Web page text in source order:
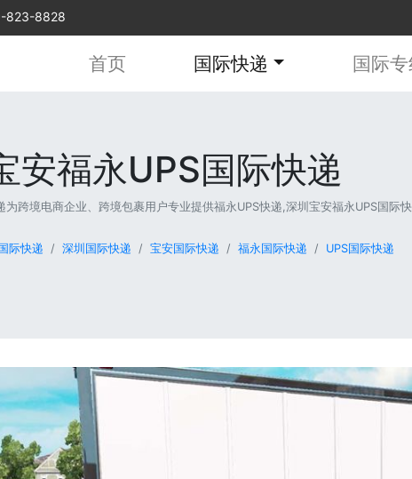
823-8828
首页 国际快递 国际
安福永UPS国际快递
为跨境电商企业、跨境包裹用户专业提供福永UPS快递,深圳宝安福永UPS国
国际快递 深圳国际快递 宝安国际快递 福永国际快递 UPS国际快递